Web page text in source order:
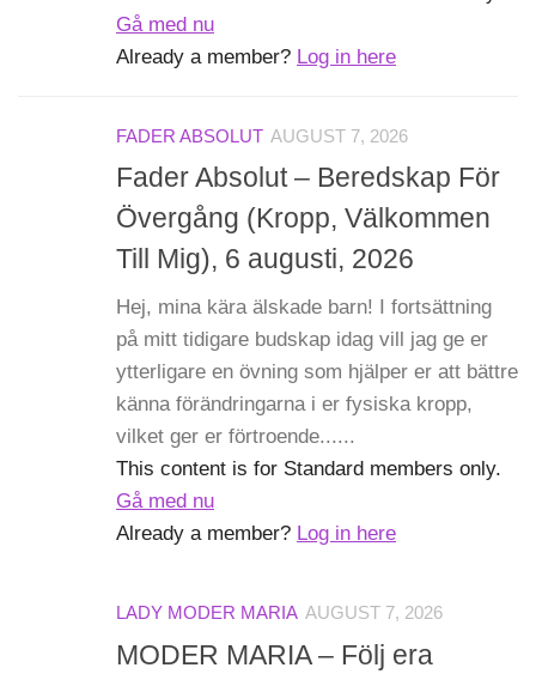
Gå med nu
Already a member? Log in here
FADER ABSOLUT AUGUST 7, 2026
Fader Absolut – Beredskap För
Övergång (Kropp, Välkommen
Till Mig), 6 augusti, 2026
Hej, mina kära älskade barn! I fortsättning
på mitt tidigare budskap idag vill jag ge er
ytterligare en övning som hjälper er att bättre
känna förändringarna i er fysiska kropp,
vilket ger er förtroende......
This content is for Standard members only.
Gå med nu
Already a member? Log in here
LADY MODER MARIA AUGUST 7, 2026
MODER MARIA – Följ era